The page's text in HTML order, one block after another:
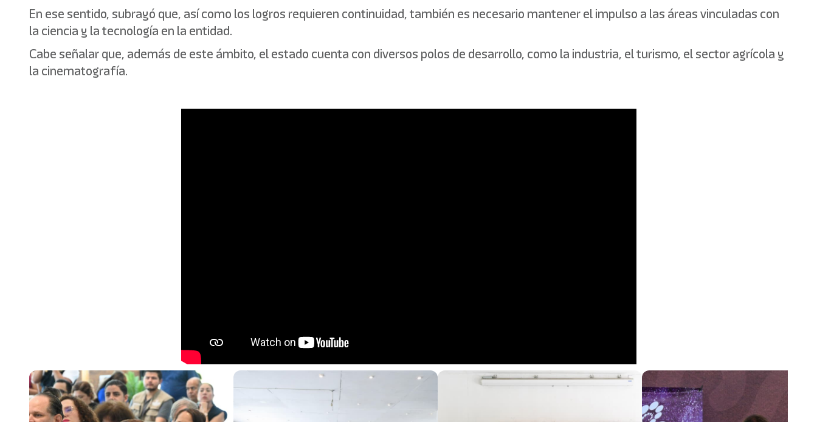
En ese sentido, subrayó que, así como los logros requieren continuidad, también es necesario mantener el impulso a las áreas vinculadas con
la ciencia y la tecnología en la entidad.
Cabe señalar que, además de este ámbito, el estado cuenta con diversos polos de desarrollo, como la industria, el turismo, el sector agrícola y
la cinematografía.